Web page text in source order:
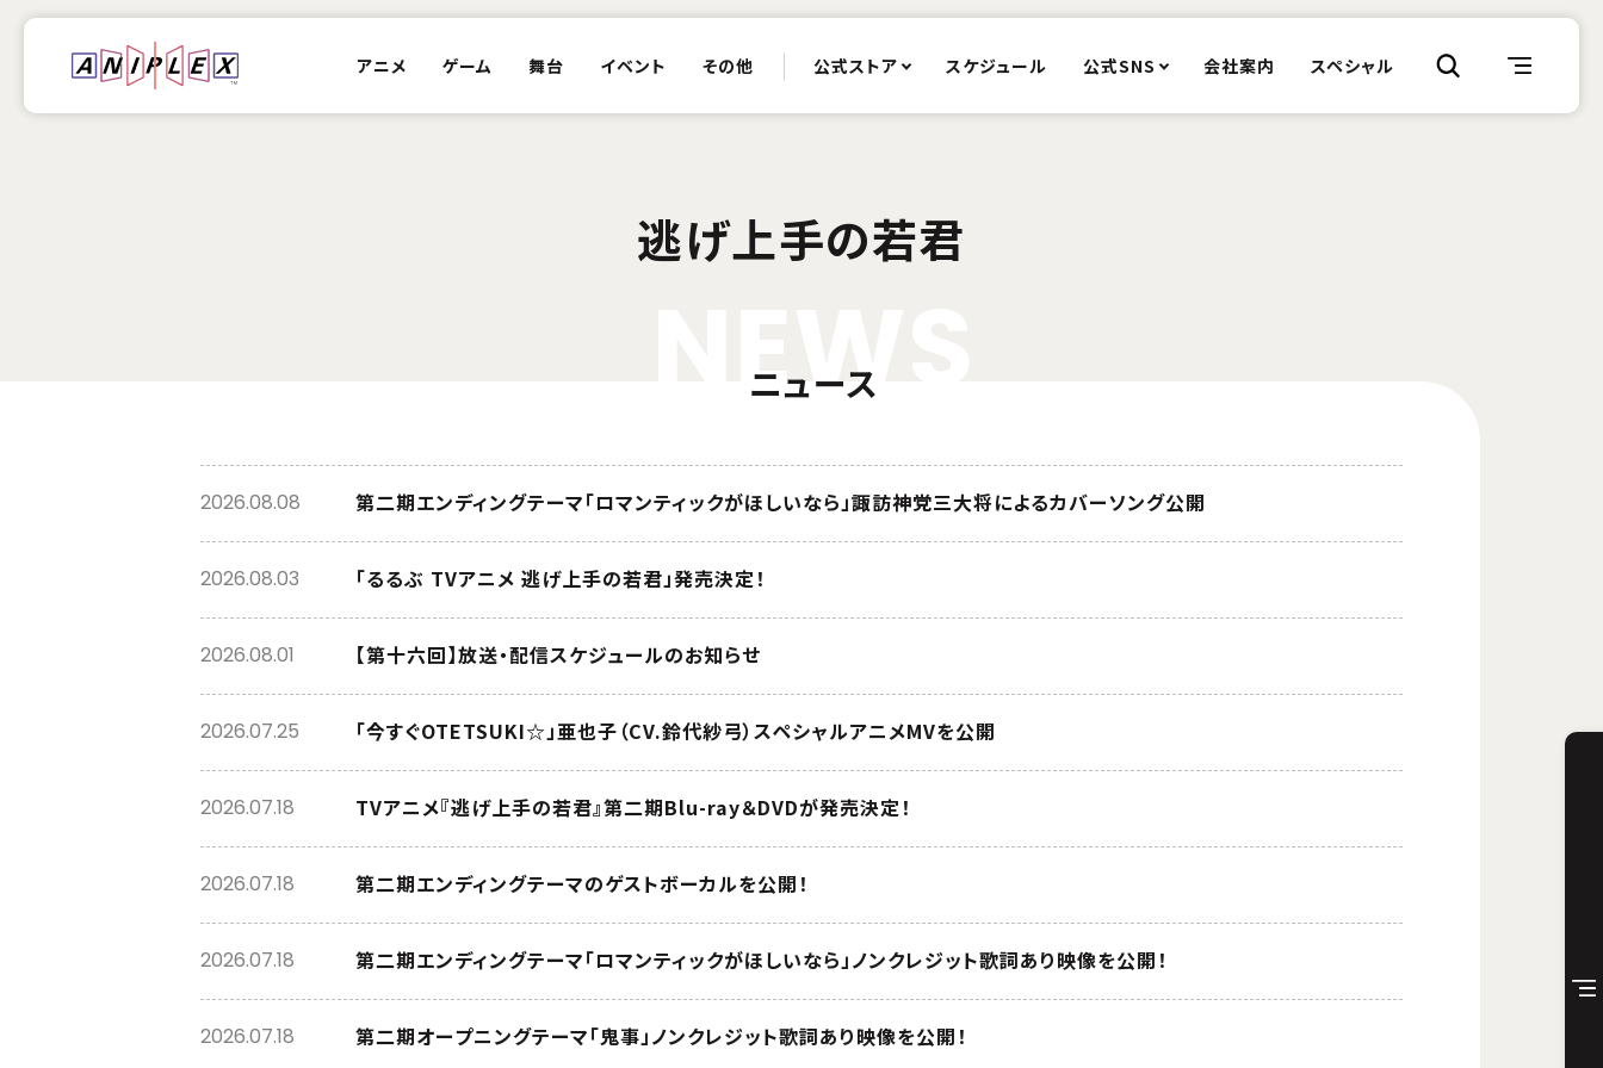
アニメ ゲーム 舞台 イベント その他 公式ストア スケジュール 公式SNS 会社案内 スペシャル
逃げ上手の若君
EW
ニュース
第二期エンディングテーマ「ロマンティックがほしいなら」諏訪神党三大将によるカバーソング公開
2026.08.08
「るるぶ TVアニメ 逃げ上手の若君」発売決定！
2026.08.03
【第十六回】放送・配信スケジュールのお知らせ
2026.08.01
「今すぐOTETSUKI☆」亜也子（CV.鈴代紗弓）スペシャルアニメMVを公開
2026.07.25
TVアニメ『逃げ上手の若君』第二期Blu-ray＆DVDが発売決定！
2026.07.18
第二期エンディングテーマのゲストボーカルを公開！
2026.07.18
第二期エンディングテーマ「ロマンティックがほしいなら」ノンクレジット歌詞あり映像を公開！
2026.07.18
第二期オープニングテーマ「鬼事」ノンクレジット歌詞あり映像を公開！
2026.07.18